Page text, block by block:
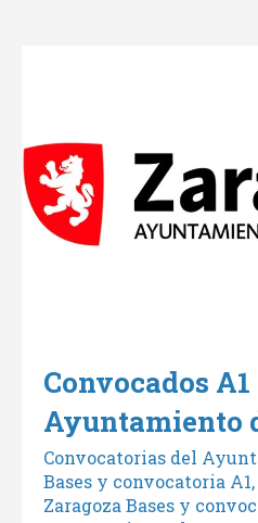
Convocados
Ayuntamiento
Convocatorias del
Bases y convocatoria
Zaragoza Bases y